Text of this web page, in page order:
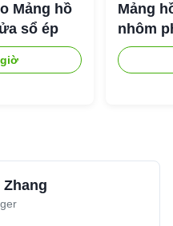
Mảng hồ
sổ ép
Mảng
nhôm
Zhang